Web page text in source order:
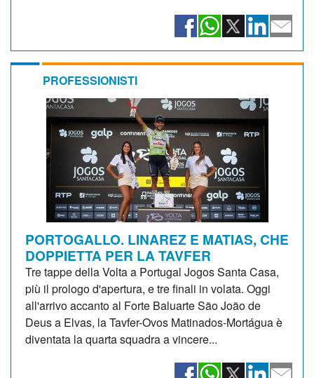
PROFESSIONISTI
PORTOGALLO. LINAREZ E MATIAS, CHE
DOPPIETTA PER LA TAVFER
Tre tappe della Volta a Portugal Jogos Santa Casa,
più il prologo d'apertura, e tre finali in volata. Oggi
all'arrivo accanto al Forte Baluarte São João de
Deus a Elvas, la Tavfer-Ovos Matinados-Mortágua è
diventata la quarta squadra a vincere...